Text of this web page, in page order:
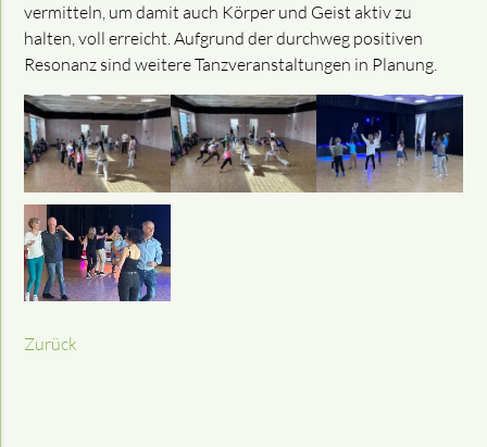
vermitteln, um damit auch Körper und Geist aktiv zu
halten, voll erreicht. Aufgrund der durchweg positiven
Resonanz sind weitere Tanzveranstaltungen in Planung.
Zurück